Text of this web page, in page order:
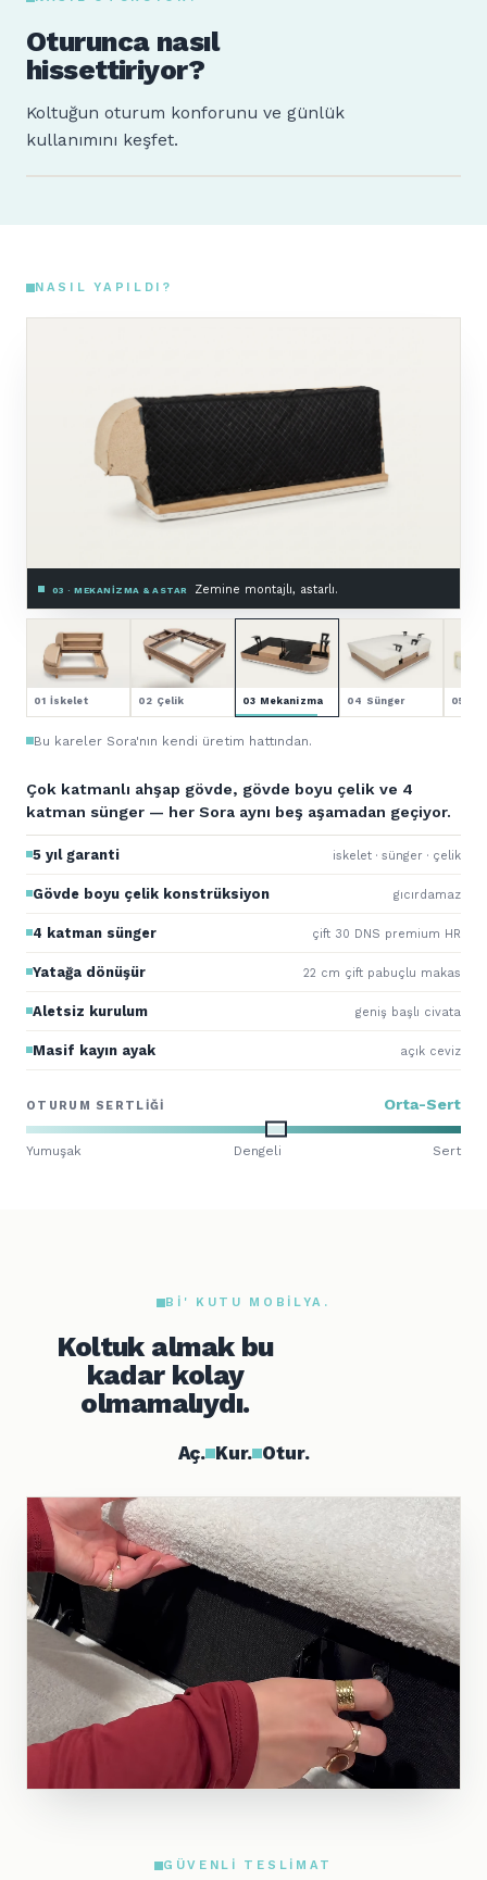
Oturunca nasıl
hissettiriyor?
Koltuğun oturum konforunu ve günlük
kullanımını keşfet.
160 cm · 64 kg
NASIL YAPILDI?
Çok katmanlı ahşap gövde, gövde boyu çelik ve 4
katman sünger — her Sora aynı beş aşamadan geçiyor.
5 yıl garanti iskelet · sünger · çelik
Gövde boyu çelik konstrüksiyon gıcırdamaz
4 katman sünger çift 30 DNS premium HR
Yatağa dönüşür 22 cm çift pabuçlu makas
Aletsiz kurulum geniş başlı civata
Masif kayın ayak açık ceviz
OTURUM SERTLIĞI Orta-Sert
Yumuşak Dengeli Sert
04 · SÜNGER — 4 KATMAN Premium HR sünger.
01 İskelet 02 Çelik 03 Mekanizma 04 Sünger 05 Kol
Bu kareler Sora'nın kendi üretim hattından.
BI' KUTU MOBILYA.
Koltuk almak bu
kadar kolay
olmamalıydı.
Aç. Kur. Otur.
GÜVENLI TESLIMAT